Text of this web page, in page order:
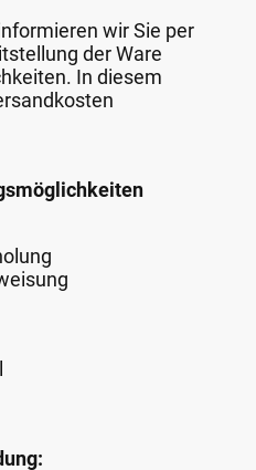
wir Sie per
der Ware
In diesem